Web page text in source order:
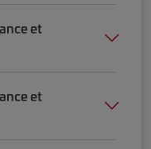
et
et